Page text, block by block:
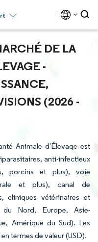
DE LA
-
(2026 -
Animale d'Élevage est
anti-infectieux
porcins et plus), voie
et plus), canal de
cliniques vétérinaires et
Nord, Europe, Asie-
Amérique du Sud). Les
termes de valeur (USD).